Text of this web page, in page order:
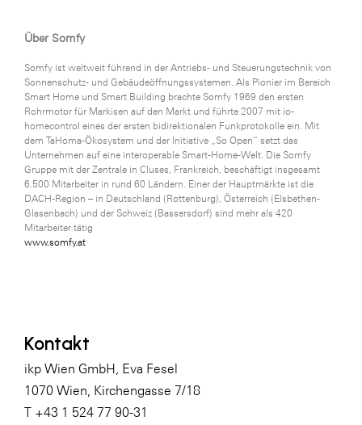
Über Somfy
Somfy ist weltweit führend in der Antriebs- und Steuerungstechnik von
Sonnenschutz- und Gebäudeöffnungssystemen. Als Pionier im Bereich
Smart Home und Smart Building brachte Somfy 1969 den ersten
Rohrmotor für Markisen auf den Markt und führte 2007 mit io-
homecontrol eines der ersten bidirektionalen Funkprotokolle ein. Mit
dem TaHoma-Ökosystem und der Initiative „So Open“ setzt das
Unternehmen auf eine interoperable Smart-Home-Welt. Die Somfy
Gruppe mit der Zentrale in Cluses, Frankreich, beschäftigt insgesamt
6.500 Mitarbeiter in rund 60 Ländern. Einer der Hauptmärkte ist die
DACH-Region – in Deutschland (Rottenburg), Österreich (Elsbethen-
Glasenbach) und der Schweiz (Bassersdorf) sind mehr als 420
Mitarbeiter tätig
www.somfy.at
Kontakt
ikp Wien GmbH, Eva Fesel
1070 Wien, Kirchengasse 7/18
T +43 1 524 77 90-31